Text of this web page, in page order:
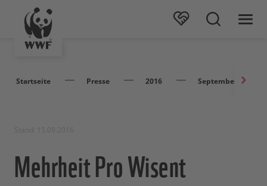
Startseite Presse 2016 September
Mehrheit Pro Wisent